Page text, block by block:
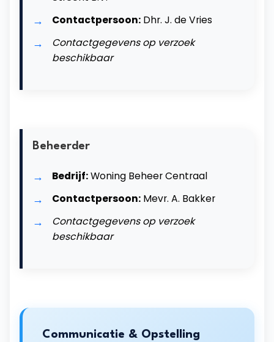
Contactpersoon: Dhr. J. de Vries
Contactgegevens op verzoek
beschikbaar
Beheerder
Bedrijf:Woning Beheer Centraal
Contactpersoon: Mevr. A. Bakker
Contactgegevens op verzoek
beschikbaar
Communicatie & Opstelling